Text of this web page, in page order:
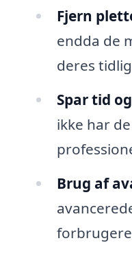
Fjern
endda de
deres
Spar tid
ikke har
Brug af